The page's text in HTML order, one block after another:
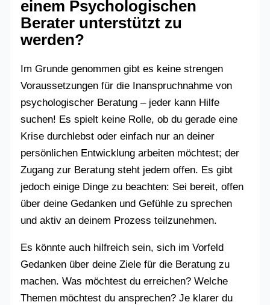
einem Psychologischen
Berater unterstützt zu
werden?
Im Grunde genommen gibt es keine strengen
Voraussetzungen für die Inanspruchnahme von
psychologischer Beratung – jeder kann Hilfe
suchen! Es spielt keine Rolle, ob du gerade eine
Krise durchlebst oder einfach nur an deiner
persönlichen Entwicklung arbeiten möchtest; der
Zugang zur Beratung steht jedem offen. Es gibt
jedoch einige Dinge zu beachten: Sei bereit, offen
über deine Gedanken und Gefühle zu sprechen
und aktiv an deinem Prozess teilzunehmen.
Es könnte auch hilfreich sein, sich im Vorfeld
Gedanken über deine Ziele für die Beratung zu
machen. Was möchtest du erreichen? Welche
Themen möchtest du ansprechen? Je klarer du